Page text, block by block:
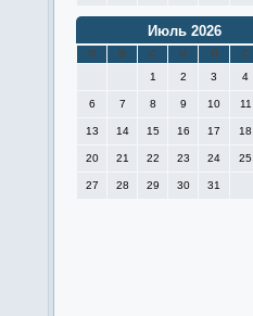
Июль 2026
П В С Ч П С
1
2 3 4
6 7 8 9 10 11
13 14 15 16 17 18
20 21 22 23 24 25
27 28 29 30 31